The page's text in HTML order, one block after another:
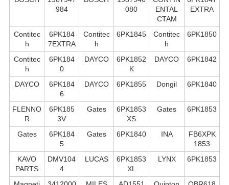
984
080
ENTAL
CTAM
EXTRA
Contitec
h
6PK184
7EXTRA
Contitec
h
6PK1845
Contitec
h
6PK1850
Contitec
h
6PK184
0
DAYCO
6PK1852
K
DAYCO 6PK1842
DAYCO
6PK184
6
DAYCO 6PK1855 Dongil 6PK1840
FLENNO
R
6PK185
3V
Gates
6PK1853
XS
Gates 6PK1853
Gates
6PK184
5
Gates 6PK1840 INA
FB6XPK
1853
KAVO
PARTS
DMV104
4
LUCAS
6PK1853
XL
LYNX 6PK1853